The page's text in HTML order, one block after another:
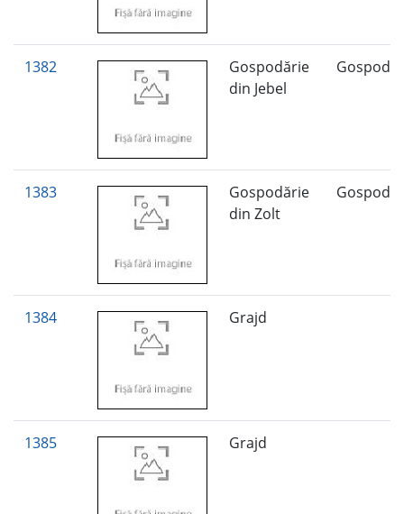
1382
Gospodărie
din Jebel
1383
Gospodărie
din Zolt
1384 Grajd
1385 Grajd